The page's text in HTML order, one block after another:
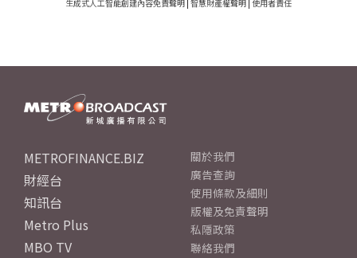
生成式人工智能創建內容免責聲明 | 智慧財產權聲明 | 使用者責任
METROFINANCE.BIZ
財經台
知訊台
Metro Plus
MBO TV
關於我們
廣告查詢
使用條款及細則
版權及免責聲明
私隱政策
聯絡我們